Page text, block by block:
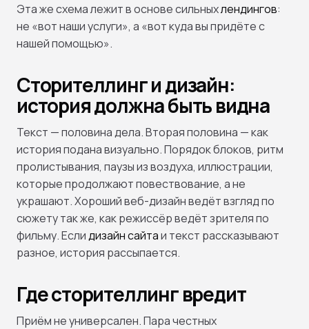
Эта же схема лежит в основе сильныхлендингов:
не «вот наши услуги», а «вот куда вы придёте с
нашей помощью».
Сторителлинг и дизайн:
история должна быть видна
Текст — половина дела. Вторая половина — как
история подана визуально. Порядок блоков, ритм
пролистывания, паузы из воздуха, иллюстрации,
которые продолжают повествование, а не
украшают. Хороший веб-дизайн ведёт взгляд по
сюжету так же, как режиссёр ведёт зрителя по
фильму. Еслидизайн сайтаи текст рассказывают
разное, история рассыпается.
Где сторителлинг вредит
Приём не универсален. Пара честных